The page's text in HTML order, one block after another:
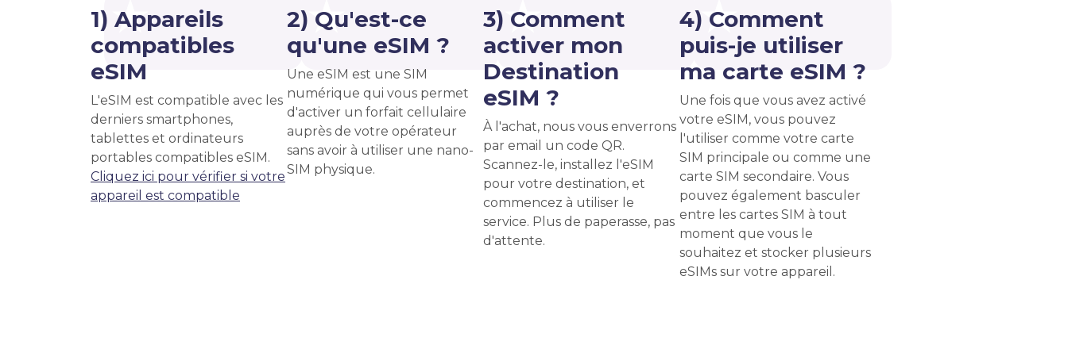
1) Appareils
compatibles
eSIM
L'eSIM est compatible avec les
derniers smartphones,
tablettes et ordinateurs
portables compatibles eSIM.
Cliquez ici pour vérifier si votre
appareil est compatible
2) Qu'est-ce
qu'une eSIM ?
Une eSIM est une SIM
numérique qui vous permet
d'activer un forfait cellulaire
auprès de votre opérateur
sans avoir à utiliser une nano-
SIM physique.
3) Comment
activer mon
Destination
eSIM ?
À l'achat, nous vous enverrons
par email un code QR.
Scannez-le, installez l'eSIM
pour votre destination, et
commencez à utiliser le
service. Plus de paperasse, pas
d'attente.
4) Comment
puis-je utiliser
ma carte eSIM ?
Une fois que vous avez activé
votre eSIM, vous pouvez
l'utiliser comme votre carte
SIM principale ou comme une
carte SIM secondaire. Vous
pouvez également basculer
entre les cartes SIM à tout
moment que vous le
souhaitez et stocker plusieurs
eSIMs sur votre appareil.